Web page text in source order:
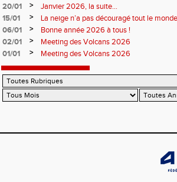
20/01
>
Janvier 2026, la suite...
15/01
>
La neige n’a pas découragé tout le
06/01
>
Bonne année 2026 à tous !
02/01
>
Meeting des Volcans 2026
01/01
> Meeting des Volcans 2026